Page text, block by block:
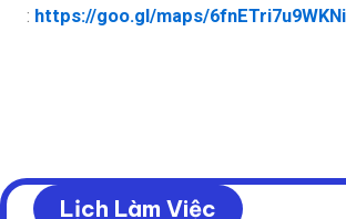
: https://goo.gl/maps/
Lịch Làm Việc